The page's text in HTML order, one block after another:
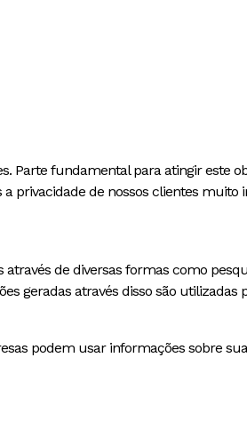
Parte fundamental para atingir este
privacidade de nossos clientes muito
de diversas formas como
geradas através disso são utilizadas
podem usar informações sobre